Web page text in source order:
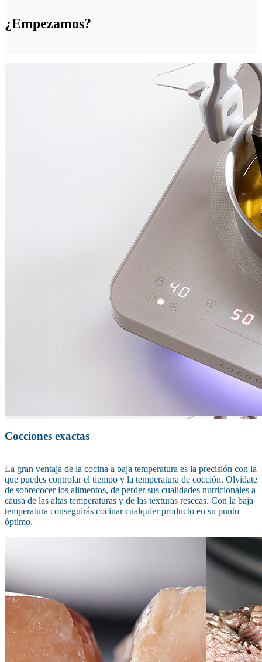
¿Empezamos?
Cocciones exactas
La gran ventaja de la cocina a baja temperatura es la precisión con la
que puedes controlar el tiempo y la temperatura de cocción. Olvídate
de sobrecocer los alimentos, de perder sus cualidades nutricionales a
causa de las altas temperaturas y de las texturas resecas. Con la baja
temperatura conseguirás cocinar cualquier producto en su punto
óptimo.